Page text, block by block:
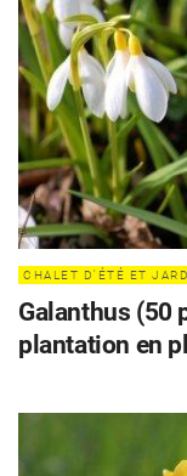
Galanthus (50
plantation en
CHALET D'ÉTÉ ET